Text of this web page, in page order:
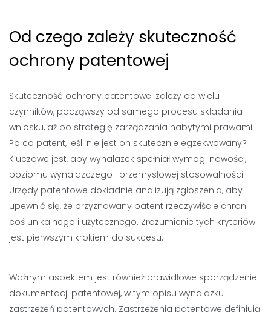
Od czego zależy skuteczność
ochrony patentowej
Skuteczność ochrony patentowej zależy od wielu
czynników, począwszy od samego procesu składania
wniosku, aż po strategię zarządzania nabytymi prawami.
Po co patent, jeśli nie jest on skutecznie egzekwowany?
Kluczowe jest, aby wynalazek spełniał wymogi nowości,
poziomu wynalazczego i przemysłowej stosowalności.
Urzędy patentowe dokładnie analizują zgłoszenia, aby
upewnić się, że przyznawany patent rzeczywiście chroni
coś unikalnego i użytecznego. Zrozumienie tych kryteriów
jest pierwszym krokiem do sukcesu.
Ważnym aspektem jest również prawidłowe sporządzenie
dokumentacji patentowej, w tym opisu wynalazku i
zastrzeżeń patentowych. Zastrzeżenia patentowe definiują